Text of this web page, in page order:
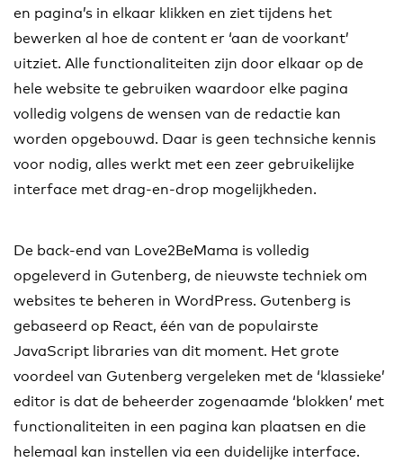
en pagina’s in elkaar klikken en ziet tijdens het
bewerken al hoe de content er ‘aan de voorkant’
uitziet. Alle functionaliteiten zijn door elkaar op de
hele website te gebruiken waardoor elke pagina
volledig volgens de wensen van de redactie kan
worden opgebouwd. Daar is geen technsiche kennis
voor nodig, alles werkt met een zeer gebruikelijke
interface met drag-en-drop mogelijkheden.
De back-end van Love2BeMama is volledig
opgeleverd in Gutenberg, de nieuwste techniek om
websites te beheren in WordPress. Gutenberg is
gebaseerd op React, één van de populairste
JavaScript libraries van dit moment. Het grote
voordeel van Gutenberg vergeleken met de ‘klassieke’
editor is dat de beheerder zogenaamde ‘blokken’ met
functionaliteiten in een pagina kan plaatsen en die
helemaal kan instellen via een duidelijke interface.